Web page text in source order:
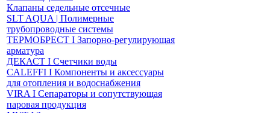
Клапаны седельные отсечные
SLT AQUA | Полимерные
трубопроводные системы
ТЕРМОБРЕСТ І Запорно-регулирующая
арматура
ДЕКАСТ І Счетчики воды
CALEFFI І Компоненты и аксессуары
для отопления и водоснабжения
VIRA І Сепараторы и сопутствующая
паровая продукция